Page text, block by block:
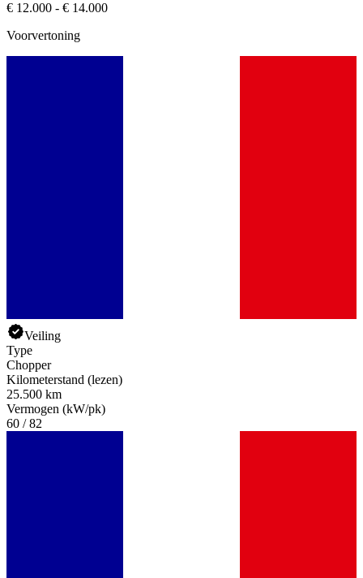
€ 12.000 - € 14.000
Voorvertoning
Veiling
Type
Chopper
Kilometerstand (lezen)
25.500 km
Vermogen (kW/pk)
60 / 82